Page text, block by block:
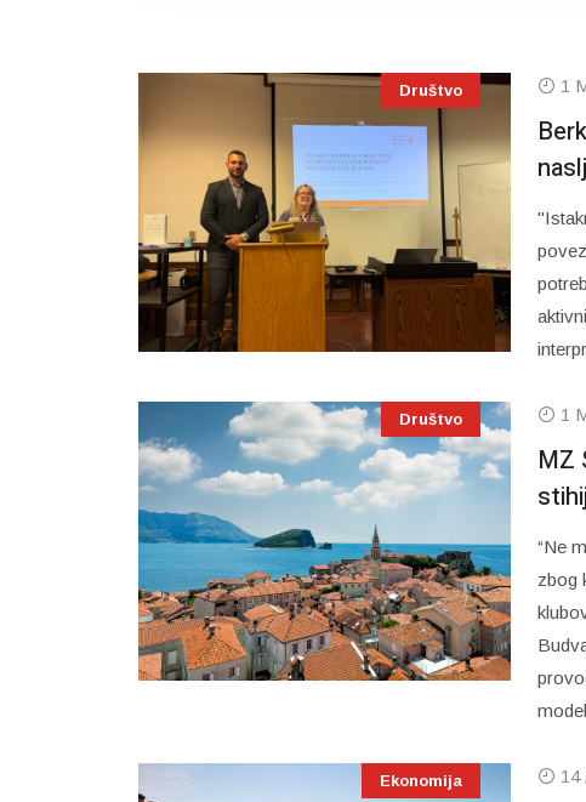
Društvo 1
Društvo 1
MZ
“Ne
zbog
Ekonomija 14